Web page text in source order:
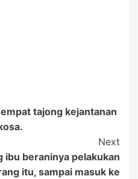
tajong kejantanan
Next
ibu beraninya pelakukan
itu, sampai masuk ke